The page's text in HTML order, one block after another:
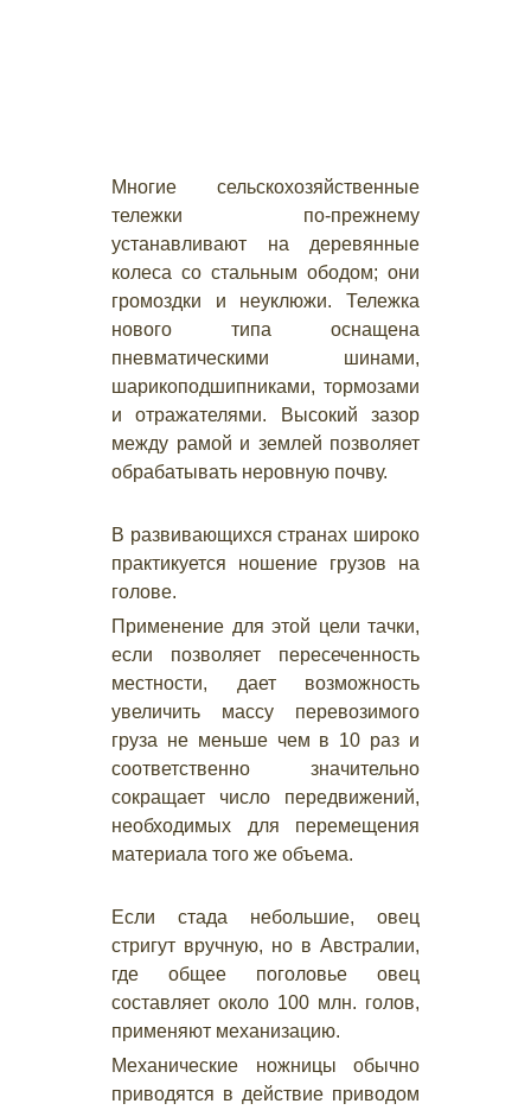
Многие сельскохозяйственные
тележки по-прежнему
устанавливают на деревянные
колеса со стальным ободом; они
громоздки и неуклюжи. Тележка
нового типа оснащена
пневматическими шинами,
шарикоподшипниками, тормозами
и отражателями. Высокий зазор
между рамой и землей позволяет
обрабатывать неровную почву.
В развивающихся странах широко
практикуется ношение грузов на
голове.
Применение для этой цели тачки,
если позволяет пересеченность
местности, дает возможность
увеличить массу перевозимого
груза не меньше чем в 10 раз и
соответственно значительно
сокращает число передвижений,
необходимых для перемещения
материала того же объема.
Если стада небольшие, овец
стригут вручную, но в Австралии,
где общее поголовье овец
составляет около 100 млн. голов,
применяют механизацию.
Механические ножницы обычно
приводятся в действие приводом